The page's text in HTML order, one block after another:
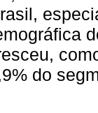
do